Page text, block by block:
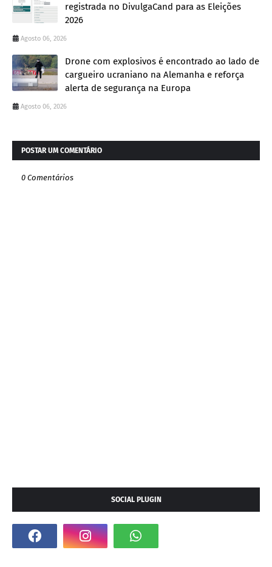
registrada no DivulgaCand para as Eleições
2026
Agosto 06, 2026
Drone com explosivos é encontrado ao lado de
cargueiro ucraniano na Alemanha e reforça
alerta de segurança na Europa
Agosto 06, 2026
POSTAR UM COMENTÁRIO
0 Comentários
SOCIAL PLUGIN